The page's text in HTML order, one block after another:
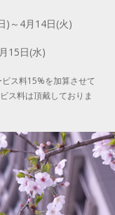
)～4月14日(火)
15日(水)
ス料15%を加算させて
ス料は頂戴しておりま